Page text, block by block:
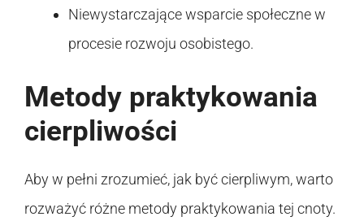
Niewystarczające wsparcie społeczne w
procesie rozwoju osobistego.
Metody praktykowania
cierpliwości
Aby w pełni zrozumieć, jak być cierpliwym, warto
rozważyć różne metody praktykowania tej cnoty.